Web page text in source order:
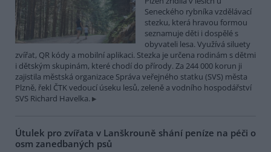
Seneckého rybníka vzdělávací
stezku, která hravou formou
seznamuje děti i dospělé s
obyvateli lesa. Využívá siluety
zvířat, QR kódy a mobilní aplikaci. Stezka je určena rodinám s dětmi
i dětským skupinám, které chodí do přírody. Za 244 000 korun ji
zajistila městská organizace Správa veřejného statku (SVS) města
Plzně, řekl ČTK vedoucí úseku lesů, zeleně a vodního hospodářství
SVS Richard Havelka.
Útulek pro zvířata v Lanškrouně shání peníze na péči o
osm zanedbaných psů